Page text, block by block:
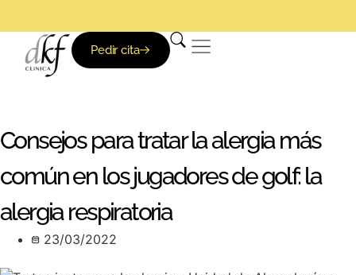
Clínica DKF: Nadie te trata mejor
Pedir cita
Consejos para tratar la alergia más
común en los jugadores de golf: la
alergia respiratoria
23/03/2022